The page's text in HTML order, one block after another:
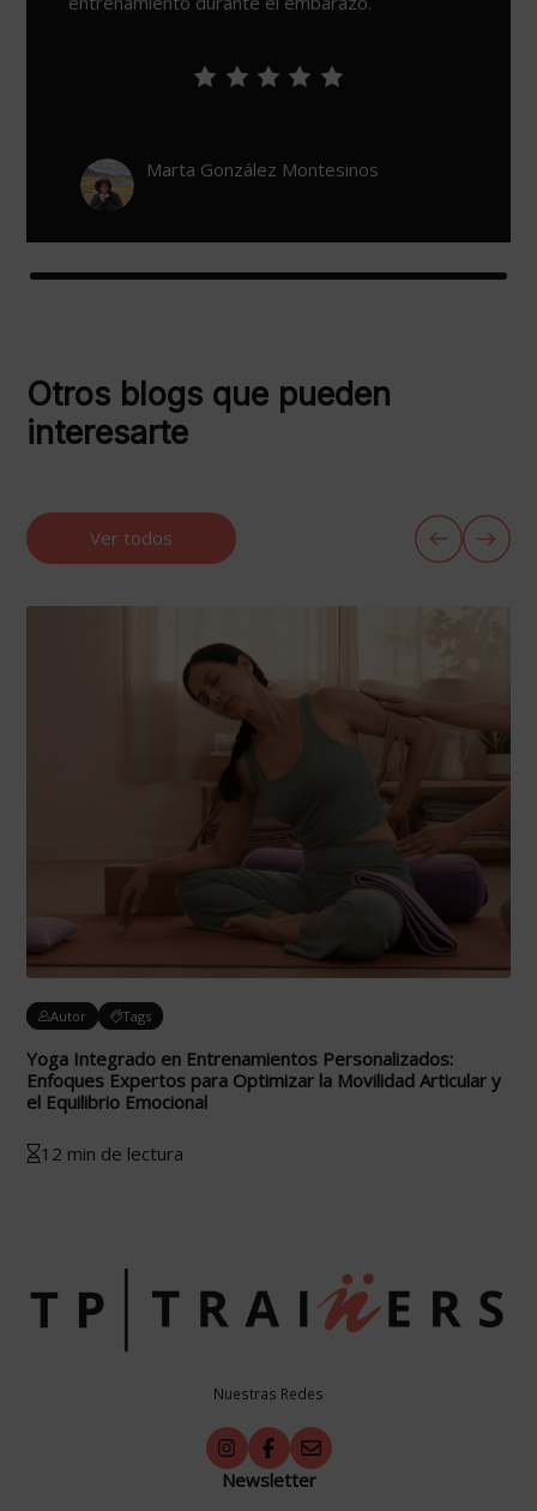
León De Urzaiz
Otros blogs que pueden
interesarte
Ver todos
Autor Tags
Yoga Integrado en Entrenamientos Personalizados:
Enfoques Expertos para Optimizar la Movilidad Articular y
el Equilibrio Emocional
12 min de lectura
Nuestras Redes
Newsletter